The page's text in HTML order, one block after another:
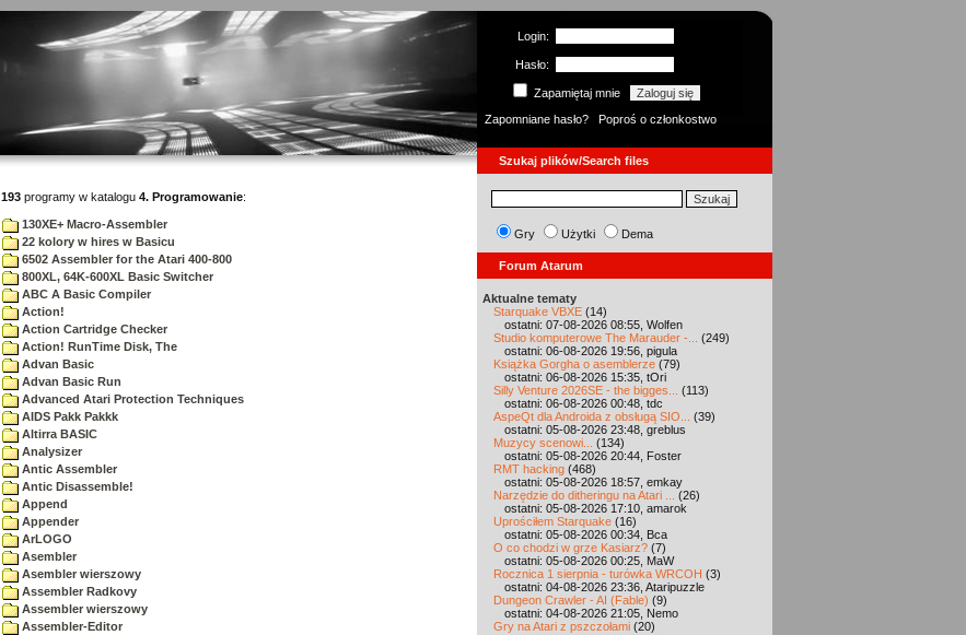
Login:
Hasło:
Zapamiętaj mnie
Zapomniane hasło?
Poproś o członkostwo
Szukaj plików/Search files
193 programy w katalogu 4. Programowanie:
130XE+ Macro-Assembler
22 kolory w hires w Basicu
6502 Assembler for the Atari 400-800
800XL, 64K-600XL Basic Switcher
ABC A Basic Compiler
Action!
Action Cartridge Checker
Action! RunTime Disk, The
Advan Basic
Advan Basic Run
Advanced Atari Protection Techniques
AIDS Pakk Pakkk
Altirra BASIC
Analysizer
Antic Assembler
Antic Disassemble!
Append
Appender
ArLOGO
Asembler
Asembler wierszowy
Assembler Radkovy
Assembler wierszowy
Assembler-Editor
Gry Użytki Dema
Forum Atarum
Aktualne tematy
Starquake VBXE (14)
ostatni: 07-08-2026 08:55, Wolfen
Studio komputerowe The Marauder -...
(249)
ostatni: 06-08-2026 19:56, pigula
Książka Gorgha o asemblerze (79)
ostatni: 06-08-2026 15:35, tOri
Silly Venture 2026SE - the bigges...
(113)
ostatni: 06-08-2026 00:48, tdc
AspeQt dla Androida z obsługą SIO...
(39)
ostatni: 05-08-2026 23:48, greblus
Muzycy scenowi...
(134)
ostatni: 05-08-2026 20:44, Foster
RMT hacking (468)
ostatni: 05-08-2026 18:57, emkay
Narzędzie do ditheringu na Atari ...
(26)
ostatni: 05-08-2026 17:10, amarok
Uprościłem Starquake (16)
ostatni: 05-08-2026 00:34, Bca
O co chodzi w grze Kasiarz? (7)
ostatni: 05-08-2026 00:25, MaW
Rocznica 1 sierpnia - turówka WRCOH (3)
ostatni: 04-08-2026 23:36, Ataripuzzle
Dungeon Crawler - AI (Fable) (9)
ostatni: 04-08-2026 21:05, Nemo
Gry na Atari z pszczołami (20)